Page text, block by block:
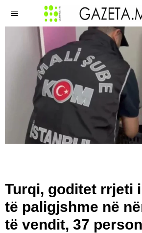
Turqi, goditet rrjeti
të paligjshme në
të vendit, 37